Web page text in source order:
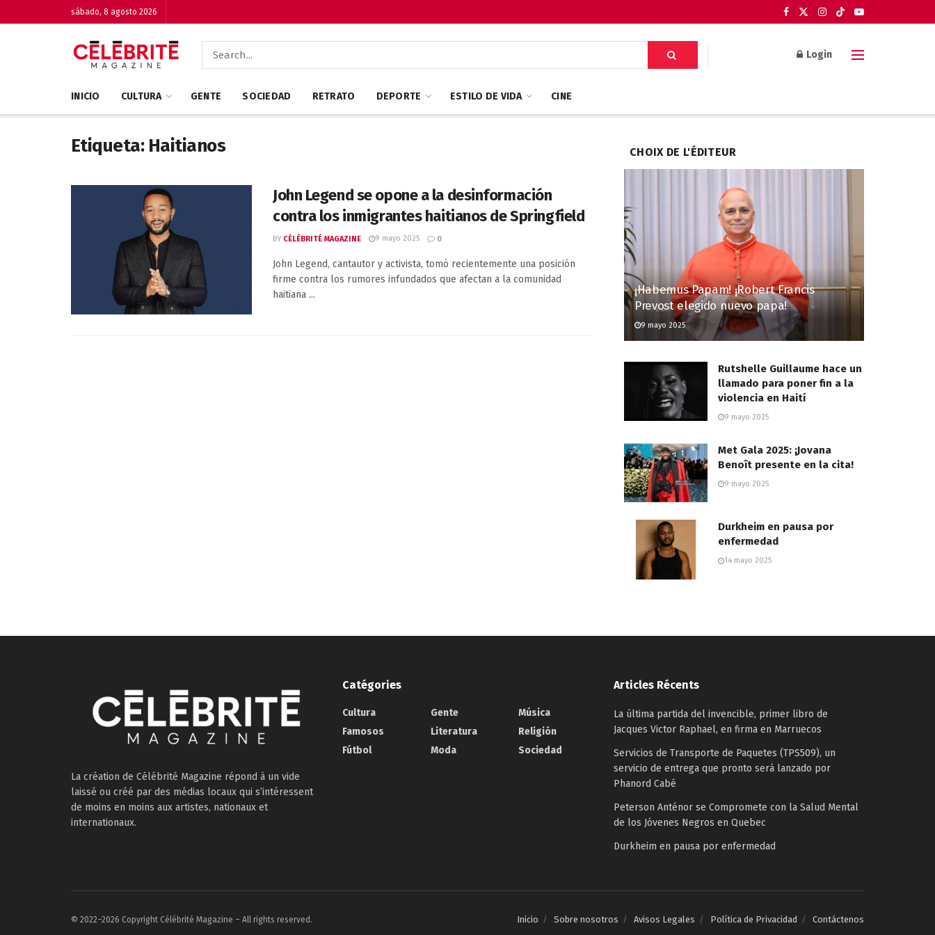
sábado, 8 agosto 2026
Login
INICIO CULTURA GENTE SOCIEDAD RETRATO DEPORTE ESTILO DE VIDA CINE
Etiqueta: Haitianos
John Legend se opone a la desinformación
contra los inmigrantes haitianos de Springfield
BY CÉLÉBRITÉ MAGAZINE 9 mayo 2025 0
John Legend, cantautor y activista, tomó recientemente una posición
firme contra los rumores infundados que afectan a la comunidad
haitiana ...
CHOIX DE L'ÉDITEUR
¡Habemus Papam! ¡Robert Francis
Prevost elegido nuevo papa!
9 mayo 2025
Rutshelle Guillaume hace un
llamado para poner fin a la
violencia en Haití
9 mayo 2025
Met Gala 2025: ¡Jovana
Benoît presente en la cita!
9 mayo 2025
Durkheim en pausa por
enfermedad
14 mayo 2025
La création de Célébrité Magazine répond à un vide
laissé ou créé par des médias locaux qui s’intéressent
de moins en moins aux artistes, nationaux et
internationaux.
Catégories
Cultura
Famosos
Fútbol
Gente
Literatura
Moda
Música
Religión
Sociedad
Articles Récents
La última partida del invencible, primer libro de
Jacques Victor Raphael, en firma en Marruecos
Servicios de Transporte de Paquetes (TPS509), un
servicio de entrega que pronto será lanzado por
Phanord Cabé
Peterson Anténor se Compromete con la Salud Mental
de los Jóvenes Negros en Quebec
Durkheim en pausa por enfermedad
Inicio Sobre nosotros Avisos Legales Política de Privacidad Contáctenos
© 2022–2026 Copyright Célébrité Magazine – All rights reserved.